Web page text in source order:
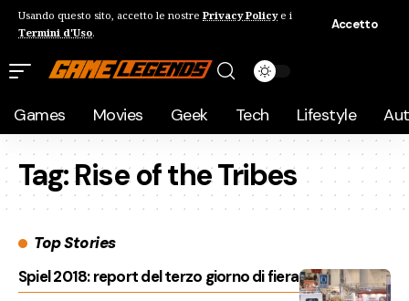
Usando questo sito, accetto le nostre Privacy Policye i
Termini d'Uso.
Accetto
Games Movies Geek Tech Lifestyle
Tag:Rise of the Tribes
Top Stories
Spiel 2018: report del terzo giorno di fiera